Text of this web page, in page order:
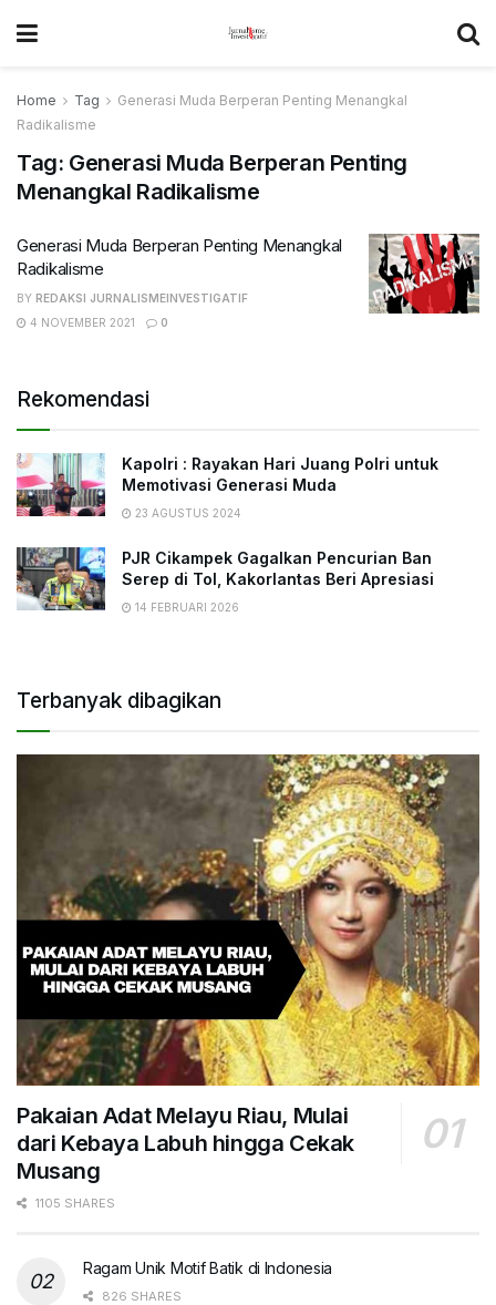
Home Tag
Generasi Muda Berperan Penting Menangkal
Radikalisme
Tag: Generasi Muda Berperan Penting
Menangkal Radikalisme
Generasi Muda Berperan Penting Menangkal
Radikalisme
BY REDAKSI JURNALISMEINVESTIGATIF
4 NOVEMBER 2021
0
Rekomendasi
Kapolri : Rayakan Hari Juang Polri untuk
Memotivasi Generasi Muda
23 AGUSTUS 2024
PJR Cikampek Gagalkan Pencurian Ban
Serep di Tol, Kakorlantas Beri Apresiasi
14 FEBRUARI 2026
Terbanyak dibagikan
Pakaian Adat Melayu Riau, Mulai
dari Kebaya Labuh hingga Cekak
Musang
1105 SHARES
Ragam Unik Motif Batik di Indonesia
826 SHARES